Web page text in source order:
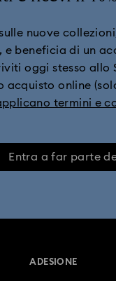
nuove
beneficia di un
oggi stesso allo
acquisto online
termini e
Entra a far parte
ADESIONE